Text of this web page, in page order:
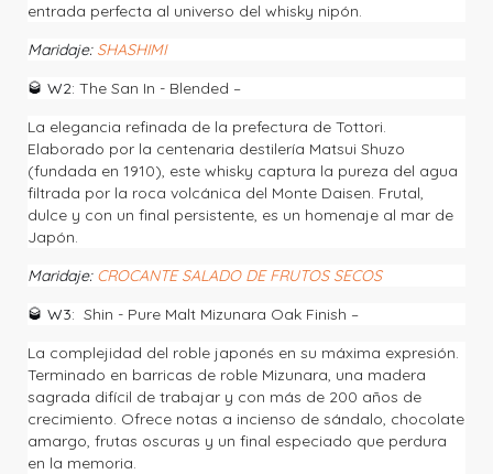
entrada perfecta al universo del whisky nipón.
Maridaje: SHASHIMI
🥃 W2: The San In - Blended –
La elegancia refinada de la prefectura de Tottori.
Elaborado por la centenaria destilería Matsui Shuzo
(fundada en 1910), este whisky captura la pureza del agua
filtrada por la roca volcánica del Monte Daisen. Frutal,
dulce y con un final persistente, es un homenaje al mar de
Japón.
Maridaje: CROCANTE SALADO DE FRUTOS SECOS
🥃 W3: Shin - Pure Malt Mizunara Oak Finish –
La complejidad del roble japonés en su máxima expresión.
Terminado en barricas de roble Mizunara, una madera
sagrada difícil de trabajar y con más de 200 años de
crecimiento. Ofrece notas a incienso de sándalo, chocolate
amargo, frutas oscuras y un final especiado que perdura
en la memoria.